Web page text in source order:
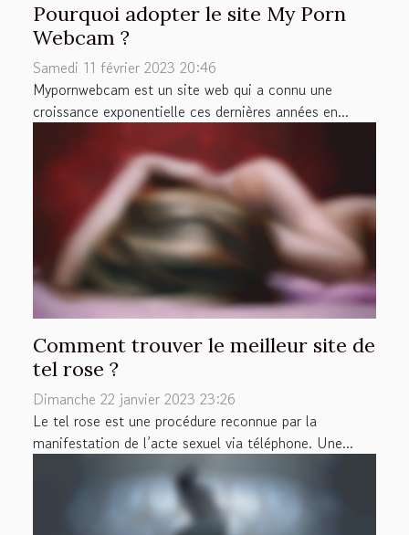
Pourquoi adopter le site My Porn
Webcam ?
Samedi 11 février 2023 20:46
Mypornwebcam est un site web qui a connu une
croissance exponentielle ces dernières années en...
Comment trouver le meilleur site de
tel rose ?
Dimanche 22 janvier 2023 23:26
Le tel rose est une procédure reconnue par la
manifestation de l’acte sexuel via téléphone. Une...